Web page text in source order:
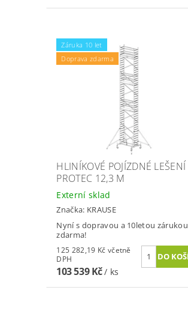
Záruka 10 let
Doprava zdarma
HLINÍKOVÉ POJÍZDNÉ LEŠENÍ
PROTEC 12,3 M
Externí sklad
Značka: KRAUSE
Nyní s dopravou a 10letou zárukou
zdarma!
125 282,19 Kč včetně
DPH
103 539 Kč/ ks